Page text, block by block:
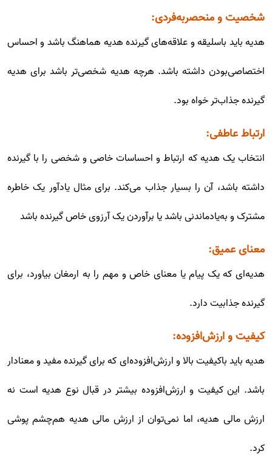
شخصیت و منحصربه‌فردی:
هدیه باید باسلیقه و علاقه‌های گیرنده هدیه هماهنگ باشد و احساس
اختصاصی‌بودن داشته باشد. هرچه هدیه شخصی‌تر باشد برای هدیه
گیرنده جذاب‌تر خواه بود.
ارتباط عاطفی:
انتخاب یک هدیه که ارتباط و احساسات خاصی و شخصی را با گیرنده
داشته باشد، آن را بسیار جذاب می‌کند. برای مثال یادآور یک خاطره
مشترک و به‌یادماندنی باشد یا برآوردن یک آرزوی خاص گیرنده باشد
معنای عمیق:
هدیه‌ای که یک پیام یا معنای خاص و مهم را به ارمغان بیاورد، برای
گیرنده جذابیت دارد.
کیفیت و ارزش‌افزوده:
هدیه باید باکیفیت بالا و ارزش‌افزوده‌ای که برای گیرنده مفید و معنادار
باشد. این کیفیت و ارزش‌افزوده بیشتر در قبال نوع هدیه است نه
ارزش مالی هدیه، اما نمی‌توان از ارزش مالی هدیه هم‌چشم پوشی
کرد.